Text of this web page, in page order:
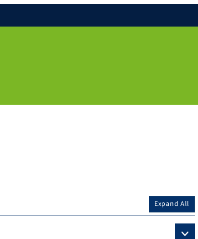
Expand All